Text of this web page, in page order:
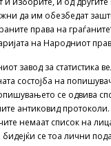
да им обезбедат
права на
на Народниот
завод за статистика
состојба на
се одвива
антиковид протоколи.
немаат список на
бидејќи се тоа лични